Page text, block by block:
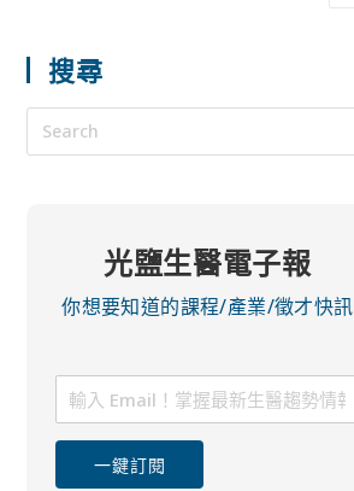
搜尋
光鹽生醫電子報
你想要知道的課程/產業/徵才快訊
一鍵訂閱